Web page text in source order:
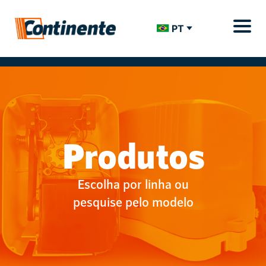
PT
Produtos
Escolha por linha ou
pesquise pelo modelo